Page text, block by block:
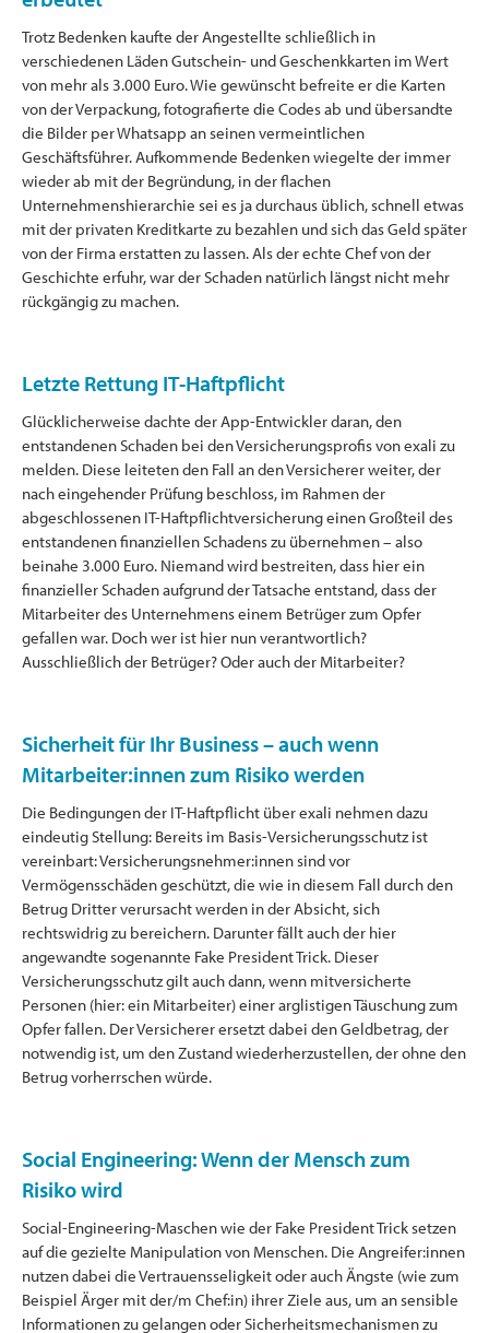
Trotz Bedenken kaufte der Angestellte schließlich in
verschiedenen Läden Gutschein- und Geschenkkarten im Wert
von mehr als 3.000 Euro. Wie gewünscht befreite er die Karten
von der Verpackung, fotografierte die Codes ab und übersandte
die Bilder per Whatsapp an seinen vermeintlichen
Geschäftsführer. Aufkommende Bedenken wiegelte der immer
wieder ab mit der Begründung, in der flachen
Unternehmenshierarchie sei es ja durchaus üblich, schnell etwas
mit der privaten Kreditkarte zu bezahlen und sich das Geld später
von der Firma erstatten zu lassen. Als der echte Chef von der
Geschichte erfuhr, war der Schaden natürlich längst nicht mehr
rückgängig zu machen.
Letzte Rettung IT-Haftpflicht
Glücklicherweise dachte der App-Entwickler daran, den
entstandenen Schaden bei den Versicherungsprofis von exali zu
melden. Diese leiteten den Fall an den Versicherer weiter, der
nach eingehender Prüfung beschloss, im Rahmen der
abgeschlossenen IT-Haftpflichtversicherung einen Großteil des
entstandenen finanziellen Schadens zu übernehmen – also
beinahe 3.000 Euro. Niemand wird bestreiten, dass hier ein
finanzieller Schaden aufgrund der Tatsache entstand, dass der
Mitarbeiter des Unternehmens einem Betrüger zum Opfer
gefallen war. Doch wer ist hier nun verantwortlich?
Ausschließlich der Betrüger? Oder auch der Mitarbeiter?
Sicherheit für Ihr Business – auch wenn
Mitarbeiter:innen zum Risiko werden
Die Bedingungen der IT-Haftpflicht über exali nehmen dazu
eindeutig Stellung: Bereits im Basis-Versicherungsschutz ist
vereinbart: Versicherungsnehmer:innen sind vor
Vermögensschäden geschützt, die wie in diesem Fall durch den
Betrug Dritter verursacht werden in der Absicht, sich
rechtswidrig zu bereichern. Darunter fällt auch der hier
angewandte sogenannte Fake President Trick. Dieser
Versicherungsschutz gilt auch dann, wenn mitversicherte
Personen (hier: ein Mitarbeiter) einer arglistigen Täuschung zum
Opfer fallen. Der Versicherer ersetzt dabei den Geldbetrag, der
notwendig ist, um den Zustand wiederherzustellen, der ohne den
Betrug vorherrschen würde.
Social Engineering: Wenn der Mensch zum
Risiko wird
Social-Engineering-Maschen wie der Fake President Trick setzen
auf die gezielte Manipulation von Menschen. Die Angreifer:innen
nutzen dabei die Vertrauensseligkeit oder auch Ängste (wie zum
Beispiel Ärger mit der/m Chef:in) ihrer Ziele aus, um an sensible
Informationen zu gelangen oder Sicherheitsmechanismen zu